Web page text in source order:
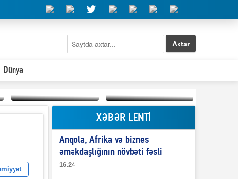
Axtar
Dünya
“Qeyri-səlis məntiq və
dil-nitq” elmimizə
Elşad Abdullayevin
erməniləri
maliyyələşdirən oğlu
niyə Azərbaycana
ekstradisiya olunmur?
XƏBƏR LENTİ
Anqola, Afrika və biznes
əməkdaşlığının növbəti fəsli
16:24